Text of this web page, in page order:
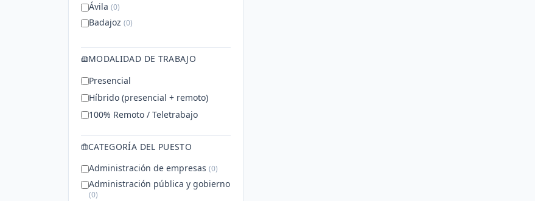
Ávila (0)
Badajoz (0)
Barcelona ( 0)
MODALIDAD DE TRABAJO
Presencial
Híbrido (presencial + remoto)
100% Remoto / Teletrabajo
CATEGORÍA DEL PUESTO
Administración de empresas (0)
Administración pública y gobierno
(0)